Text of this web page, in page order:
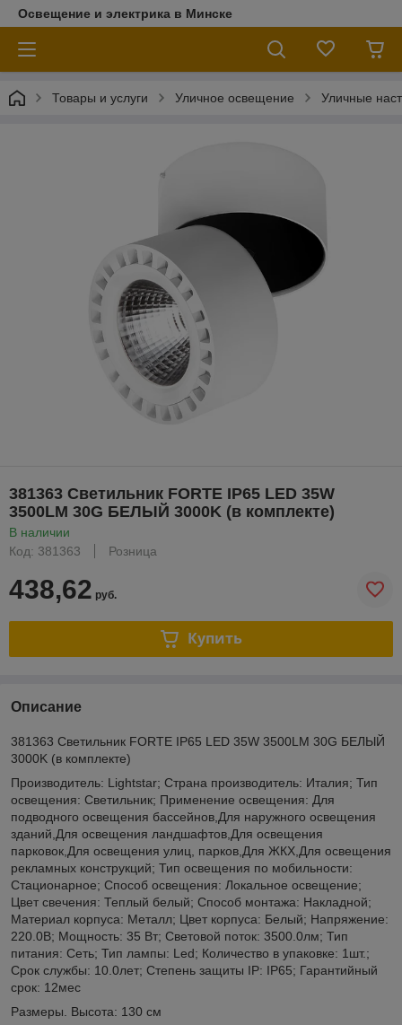
Освещение и электрика в Минске
Товары и услуги Уличное освещение Уличные
381363 Светильник FORTE IP65 LED 35W
3500LM 30G БЕЛЫЙ 3000K (в комплекте)
В наличии
Код: 381363
Розница
438,62 руб.
Купить
Описание
381363 Светильник FORTE IP65 LED 35W 3500LM 30G БЕЛЫЙ
3000K (в комплекте)
Производитель: Lightstar; Страна производитель: Италия; Тип
освещения: Светильник; Применение освещения: Для
подводного освещения бассейнов,Для наружного освещения
зданий,Для освещения ландшафтов,Для освещения
парковок,Для освещения улиц, парков,Для ЖКХ,Для освещения
рекламных конструкций; Тип освещения по мобильности:
Стационарное; Способ освещения: Локальное освещение;
Цвет свечения: Теплый белый; Способ монтажа: Накладной;
Материал корпуса: Металл; Цвет корпуса: Белый; Напряжение:
220.0В; Мощность: 35 Вт; Световой поток: 3500.0лм; Тип
питания: Сеть; Тип лампы: Led; Количество в упаковке: 1шт.;
Срок службы: 10.0лет; Степень защиты IP: IP65; Гарантийный
срок: 12мес
Размеры. Высота: 130 см